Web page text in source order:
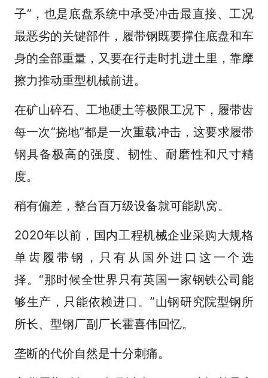
子”，也是底盘系统中承受冲击最直接、工况
最恶劣的关键部件，履带钢既要撑住底盘和车
身的全部重量，又要在行走时扎进土里，靠摩
擦力推动重型机械前进。
在矿山碎石、工地硬土等极限工况下，履带齿
每一次“挠地”都是一次重载冲击，这要求履带
钢具备极高的强度、韧性、耐磨性和尺寸精
度。
稍有偏差，整台百万级设备就可能趴窝。
2020年以前，国内工程机械企业采购大规格
单齿履带钢，只有从国外进口这一个选
择。“那时候全世界只有英国一家钢铁公司能
够生产，只能依赖进口。”山钢研究院型钢所
所长、型钢厂副厂长霍喜伟回忆。
垄断的代价自然是十分刺痛。